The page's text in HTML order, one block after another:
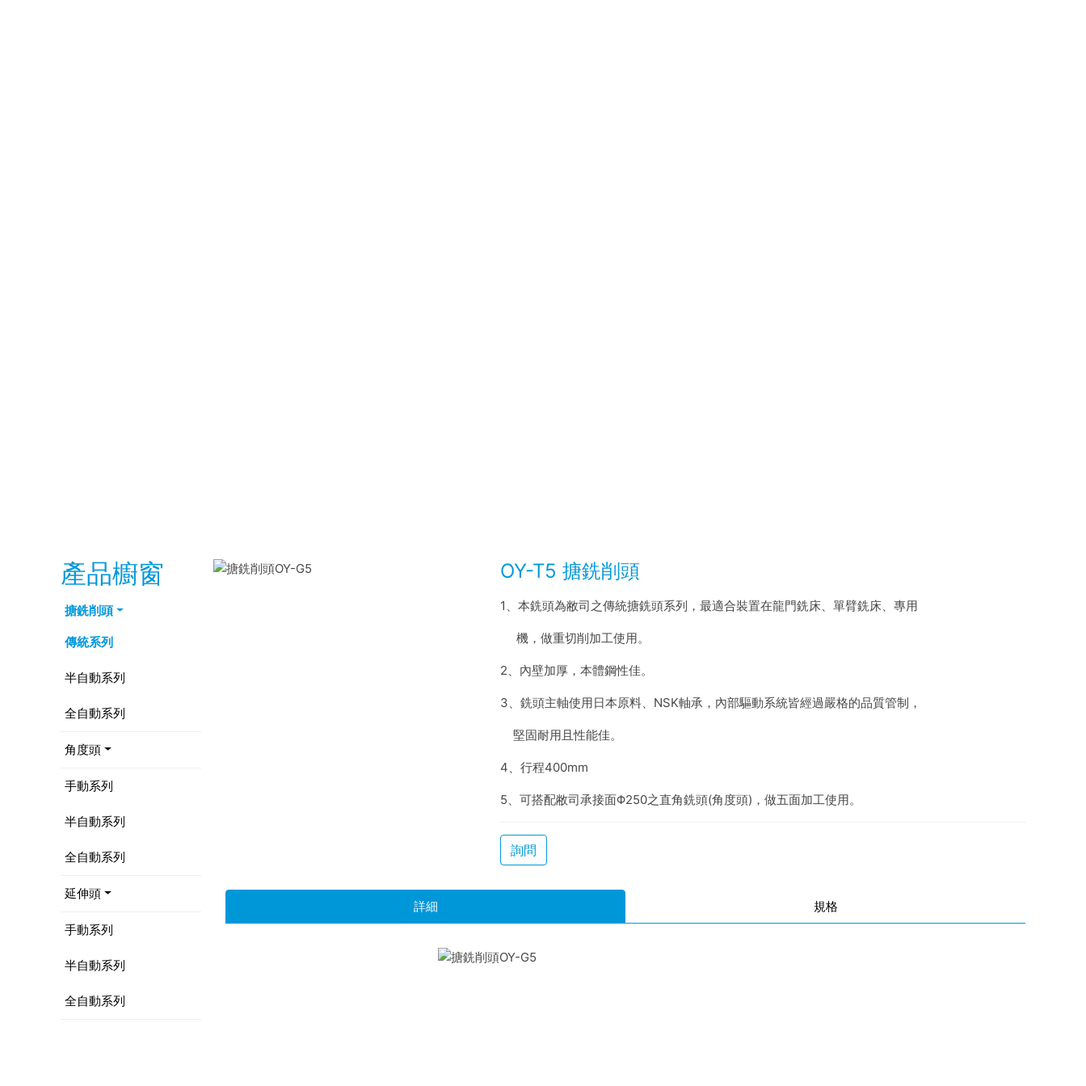
產品櫥窗
搪銑削頭
傳統系列
半自動系列
全自動系列
角度頭
手動系列
半自動系列
全自動系列
延伸頭
手動系列
半自動系列
全自動系列
OY-T5 搪銑削頭
1、本銑頭為敝司之傳統搪銑頭系列，最適合裝置在龍門銑床、單臂銑床、專用
機，做重切削加工使用。
2、內壁加厚，本體鋼性佳。
3、銑頭主軸使用日本原料、NSK軸承，內部驅動系統皆經過嚴格的品質管制，
堅固耐用且性能佳。
4、行程400mm
5、可搭配敝司承接面Φ250之直角銑頭(角度頭)，做五面加工使用。
詢問
詳細 規格